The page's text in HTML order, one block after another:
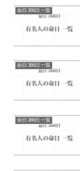
命日 366日 一覧
命日 366日 一覧
命日 366日 一覧